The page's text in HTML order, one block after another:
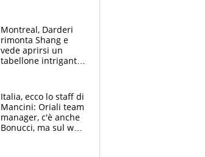
Montreal, Darderi
rimonta Shang e
vede aprirsi un
tabellone intrigante:
felice del mio livello"
Italia, ecco lo staff di
Mancini: Oriali team
manager, c'è anche
Bonucci, ma sul web